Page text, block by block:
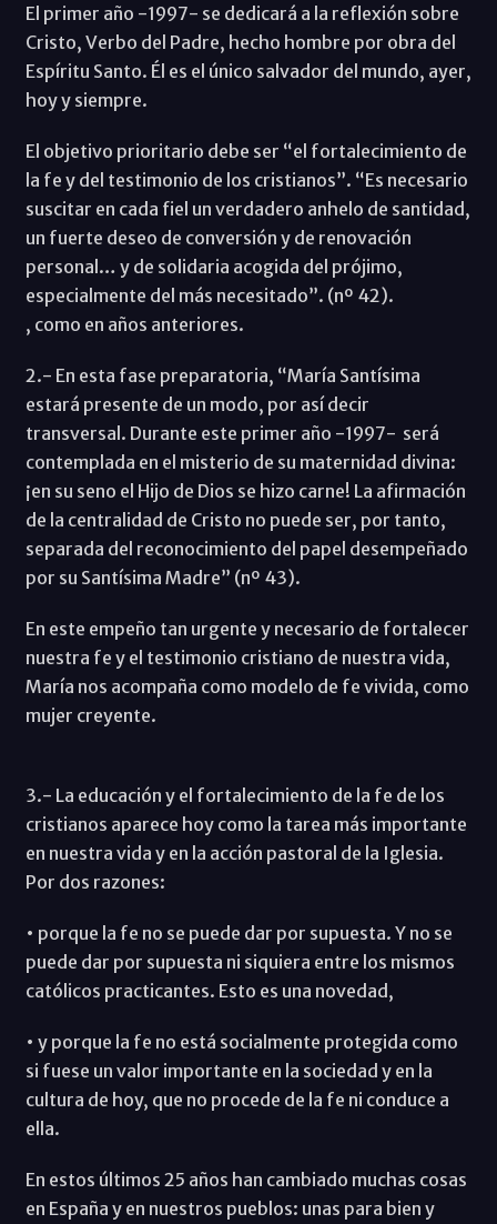
El primer año -1997- se dedicará a la reflexión sobre
Cristo, Verbo del Padre, hecho hombre por obra del
Espíritu Santo. Él es el único salvador del mundo, ayer,
hoy y siempre.
El objetivo prioritario debe ser “el fortalecimiento de
la fe y del testimonio de los cristianos”. “Es necesario
suscitar en cada fiel un verdadero anhelo de santidad,
un fuerte deseo de conversión y de renovación
personal… y de solidaria acogida del prójimo,
especialmente del más necesitado”. (nº 42).
, como en años anteriores.
2.- En esta fase preparatoria, “María Santísima
estará presente de un modo, por así decir
transversal. Durante este primer año -1997- será
contemplada en el misterio de su maternidad divina:
¡en su seno el Hijo de Dios se hizo carne! La afirmación
de la centralidad de Cristo no puede ser, por tanto,
separada del reconocimiento del papel desempeñado
por su Santísima Madre” (nº 43).
En este empeño tan urgente y necesario de fortalecer
nuestra fe y el testimonio cristiano de nuestra vida,
María nos acompaña como modelo de fe vivida, como
mujer creyente.
3.- La educación y el fortalecimiento de la fe de los
cristianos aparece hoy como la tarea más importante
en nuestra vida y en la acción pastoral de la Iglesia.
Por dos razones:
• porque la fe no se puede dar por supuesta. Y no se
puede dar por supuesta ni siquiera entre los mismos
católicos practicantes. Esto es una novedad,
• y porque la fe no está socialmente protegida como
si fuese un valor importante en la sociedad y en la
cultura de hoy, que no procede de la fe ni conduce a
ella.
En estos últimos 25 años han cambiado muchas cosas
en España y en nuestros pueblos: unas para bien y